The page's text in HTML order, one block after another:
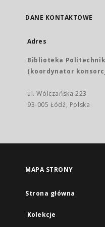
DANE KONTAKTOWE
Adres
Biblioteka
(koordynator
ul. Wólczańska 223
93-005 Łódź, Polska
MAPA STRONY
Strona główna
Kolekcje